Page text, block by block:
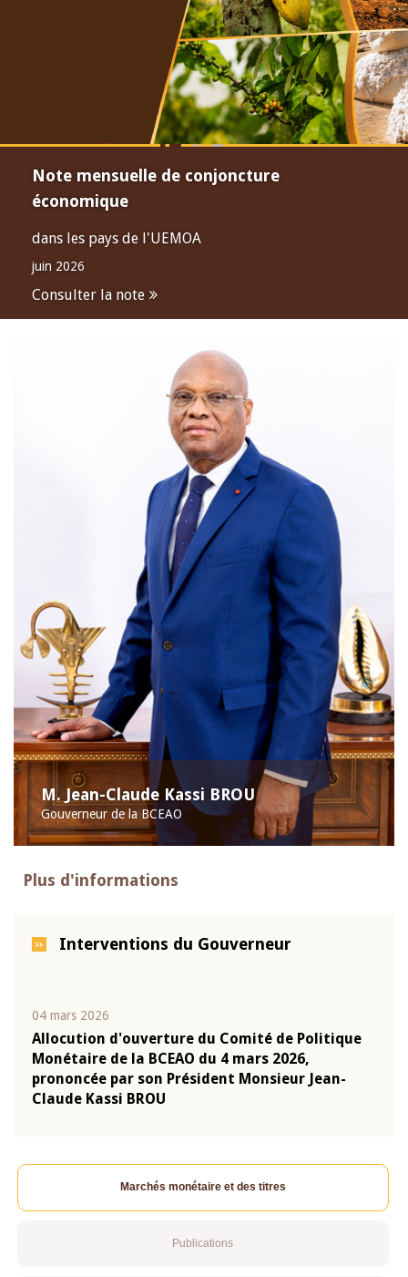
Note mensuelle de conjoncture
économique
dans les pays de l'UEMOA
juin 2026
Consulter la note
M. Jean-Claude Kassi BROU
Gouverneur de la BCEAO
Plus d'informations
Interventions du Gouverneur
04 mars 2026
Allocution d'ouverture du Comité de Politique
Monétaire de la BCEAO du 4 mars 2026,
prononcée par son Président Monsieur Jean-
Claude Kassi BROU
Marchés monétaire et des titres
Publications